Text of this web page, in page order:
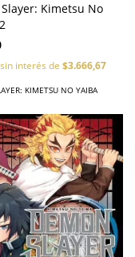
Kimetsu No
interés de $3.666,67
KIMETSU NO YAIBA